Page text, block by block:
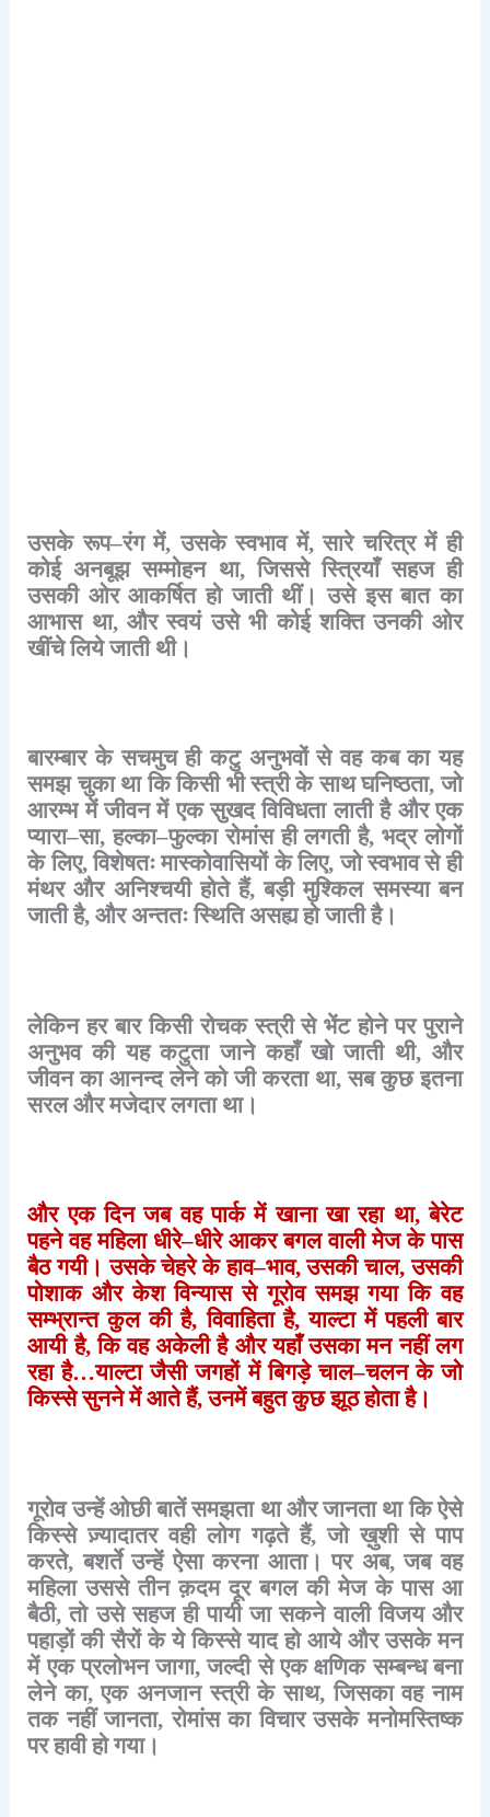
उसके रूप–रंग में,उसके स्वभाव में,सारे चरित्र में ही
कोई अनबूझ सम्मोहन था,जिससे स्त्रियाँ सहज ही
उसकी ओर आकर्षित हो जाती थीं। उसे इस बात का
आभास था,और स्वयं उसे भी कोई शक्ति उनकी ओर
खींचे लिये जाती थी।
बारम्बार के सचमुच ही कटु अनुभवों से वह कब का यह
समझ चुका था कि किसी भी स्त्री के साथ घनिष्ठता,जो
आरम्भ में जीवन में एक सुखद विविधता लाती है और एक
प्यारा–सा,हल्का–फुल्का रोमांस ही लगती है, भद्र लोगों
के लिए,विशेषतः मास्कोवासियों के लिए,जो स्वभाव से ही
मंथर और अनिश्चयी होते हैं,बड़ी मुश्किल समस्या बन
जाती है,और अन्ततः स्थिति असह्य हो जाती है।
लेकिन हर बार किसी रोचक स्त्री से भेंट होने पर पुराने
अनुभव की यह कटुता जाने कहाँ खो जाती थी, और
जीवन का आनन्द लेने को जी करता था,सब कुछ इतना
सरल और मजेदार लगता था।
और एक दिन जब वह पार्क में खाना खा रहा था,बेरेट
पहने वह महिला धीरे–धीरे आकर बगल वाली मेज के पास
बैठ गयी। उसके चेहरे के हाव–भाव,उसकी चाल,उसकी
पोशाक और केश विन्यास से गूरोव समझ गया कि वह
सम्भ्रान्त कुल की है,विवाहिता है,याल्टा में पहली बार
आयी है,कि वह अकेली है और यहाँ उसका मन नहीं लग
रहा है…याल्टा जैसी जगहों में बिगड़े चाल–चलन के जो
किस्से सुनने में आते हैं,उनमें बहुत कुछ झूठ होता है।
गूरोव उन्हें ओछी बातें समझता था और जानता था कि ऐसे
किस्से ज़्यादातर वही लोग गढ़ते हैं,जो ख़ुशी से पाप
करते,बशर्ते उन्हें ऐसा करना आता। पर अब,जब वह
महिला उससे तीन क़दम दूर बगल की मेज के पास आ
बैठी,तो उसे सहज ही पायी जा सकने वाली विजय और
पहाड़ों की सैरों के ये किस्से याद हो आये और उसके मन
में एक प्रलोभन जागा,जल्दी से एक क्षणिक सम्बन्ध बना
लेने का,एक अनजान स्त्री के साथ,जिसका वह नाम
तक नहीं जानता,रोमांस का विचार उसके मनोमस्तिष्क
पर हावी हो गया।